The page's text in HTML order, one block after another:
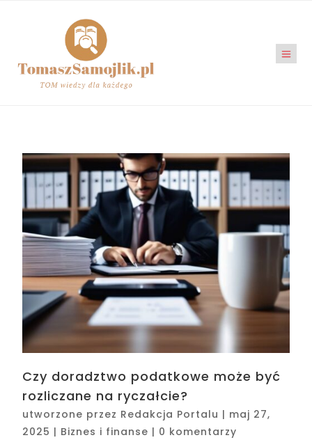
Czy doradztwo podatkowe może być
rozliczane na ryczałcie?
utworzone przez Redakcja Portalu | maj 27,
2025 | Biznes i finanse | 0 komentarzy